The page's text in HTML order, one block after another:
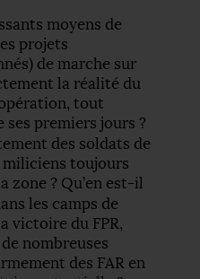
moyens de
projets
de marche sur
la réalité du
tout
premiers jours ?
des soldats de
toujours
zone ? Qu’en est-il
les camps de
victoire du FPR,
nombreuses
des FAR en